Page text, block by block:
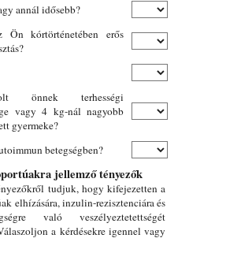
annál idősebb?
Ön kórtörténetében erős
önnek terhességi
vagy 4 kg-nál nagyobb
gyermeke?
betegségben?
jellemző tényezők
tudjuk, hogy kifejezetten a
elhízására, inzulin-rezisztenciára és
való veszélyeztetettségét
a kérdésekre igennel vagy